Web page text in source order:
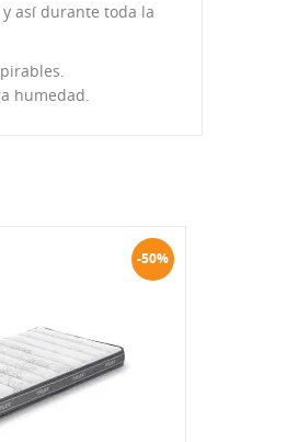
así durante toda la
humedad.
-50%